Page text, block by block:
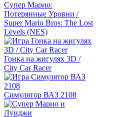
Супер Марио:
Потерянные Уровни /
Super Mario Bros: The Lost
Levels (NES)
Гонка на жигулях 3D /
City Car Racer
Симулятор ВАЗ 2108